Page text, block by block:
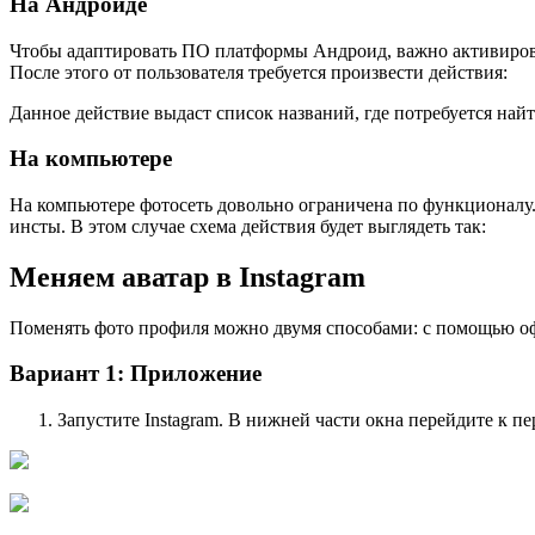
Чтобы адаптировать ПО платформы Андроид, важно
После этого от пользователя требуется произвести действия:
Данное действие выдаст список названий, где потребуется
На компьютере
На компьютере фотосеть довольно ограничена по
инсты. В этом случае схема действия будет выглядеть так:
Меняем аватар в Instagram
Поменять фото профиля можно двумя способами: с помощью
Вариант 1: Приложение
Запустите Instagram. В нижней части окна перейдите к